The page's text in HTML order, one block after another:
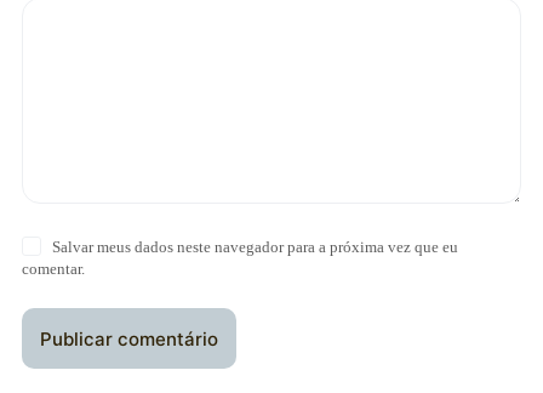
Salvar meus dados neste navegador para a próxima vez que eu
comentar.
Publicar comentário